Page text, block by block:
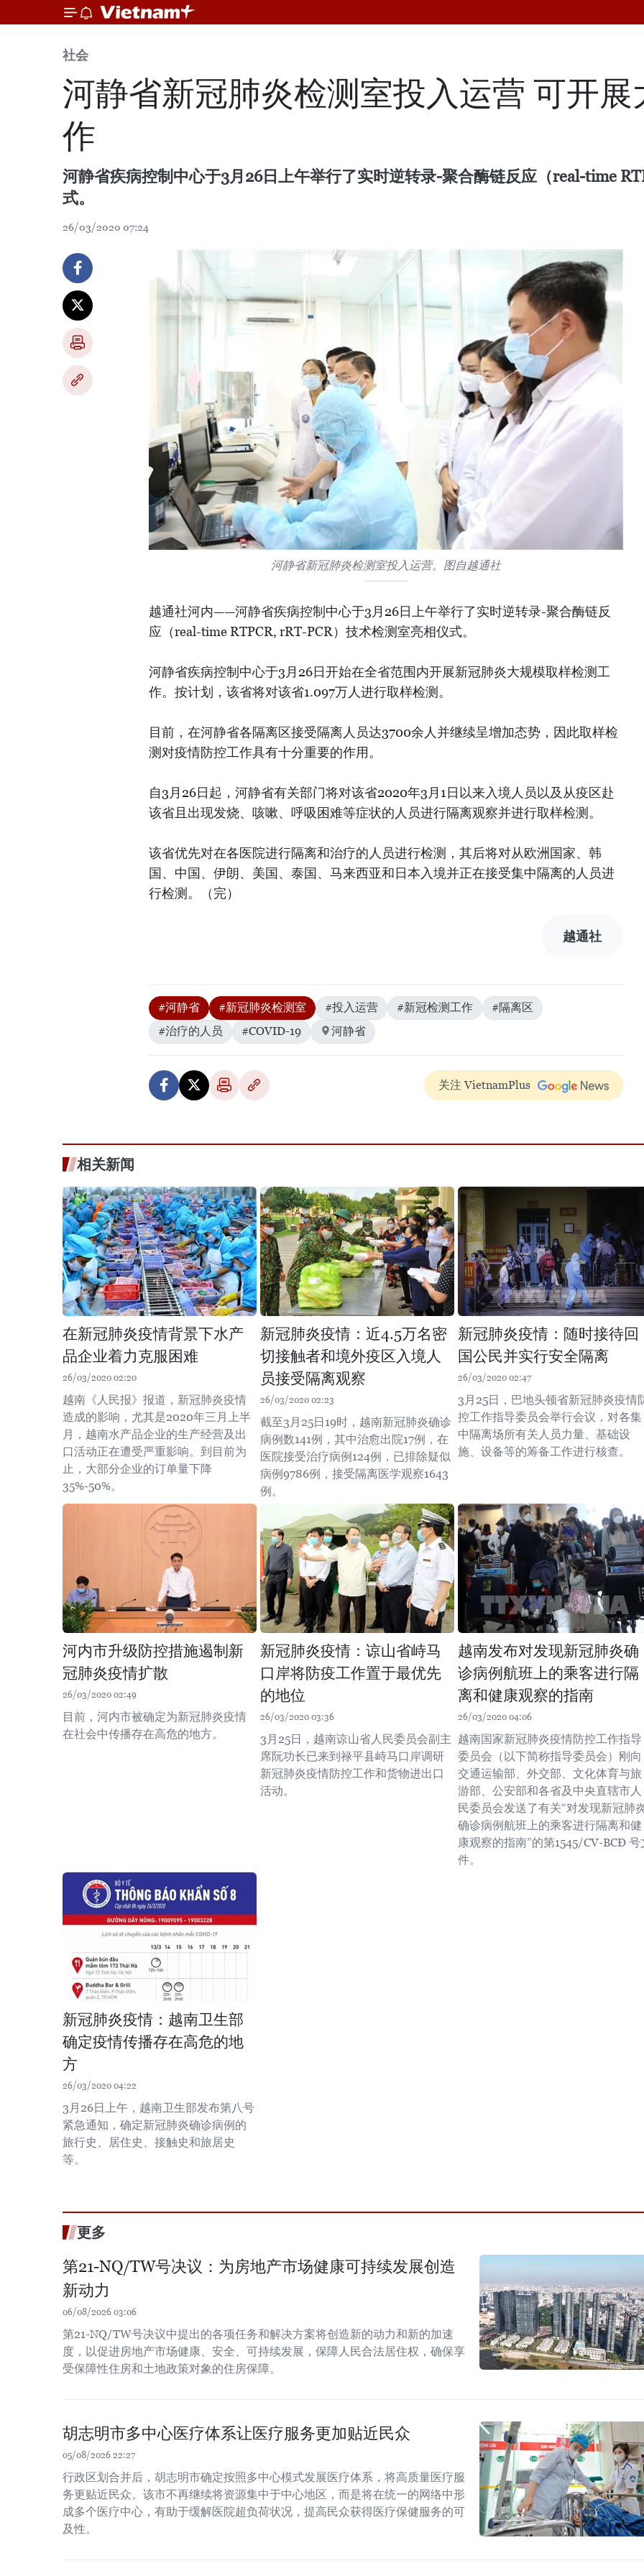
社会
河静省新冠肺炎检测室投入运营 可开
作
河静省疾病控制中心于3月26日上午举行了实时逆转录-聚合酶链反应（real-time
式。
26/03/2020 07:24
河静省新冠肺炎检测室投入运营。图自越通社
越通社河内——河静省疾病控制中心于3月26日上午举行了实时逆转录-聚合酶链反
应（real-time RTPCR, rRT-PCR）技术检测室亮相仪式。
河静省疾病控制中心于3月26日开始在全省范围内开展新冠肺炎大规模取样检测工
作。按计划，该省将对该省1.097万人进行取样检测。
目前，在河静省各隔离区接受隔离人员达3700余人并继续呈增加态势，因此取样检
测对疫情防控工作具有十分重要的作用。
自3月26日起，河静省有关部门将对该省2020年3月1日以来入境人员以及从疫区赴
该省且出现发烧、咳嗽、呼吸困难等症状的人员进行隔离观察并进行取样检测。
该省优先对在各医院进行隔离和治疗的人员进行检测，其后将对从欧洲国家、韩
国、中国、伊朗、美国、泰国、马来西亚和日本入境并正在接受集中隔离的人员进
行检测。（完）
越通社
#河静省 #新冠肺炎检测室 #投入运营 #新冠检测工作
#隔离区
#治疗的人员
#COVID-19 河静省
关注 VietnamPlus
相关新闻
在新冠肺炎疫情背景下水产
品企业着力克服困难
26/03/2020 02:20
越南《人民报》报道，新冠肺炎疫情
造成的影响，尤其是2020年三月上半
月，越南水产品企业的生产经营及出
口活动正在遭受严重影响。到目前为
止，大部分企业的订单量下降
35%-50%。
新冠肺炎疫情：近4.5万名密
切接触者和境外疫区入境人
员接受隔离观察
26/03/2020 02:23
截至3月25日19时，越南新冠肺炎确诊
病例数141例，其中治愈出院17例，在
医院接受治疗病例124例，已排除疑似
病例9786例，接受隔离医学观察1643
例。
新冠肺炎疫情：随时接待回
国公民并实行安全隔离
26/03/2020 02:47
3月25日，巴地头顿省新冠肺炎疫情
控工作指导委员会举行会议，对各集
中隔离场所有关人员力量、基础设
施、设备等的筹备工作进行核查。
河内市升级防控措施遏制新
冠肺炎疫情扩散
26/03/2020 02:49
目前，河内市被确定为新冠肺炎疫情
在社会中传播存在高危的地方。
新冠肺炎疫情：谅山省峙马
口岸将防疫工作置于最优先
的地位
26/03/2020 03:36
3月25日，越南谅山省人民委员会副主
席阮功长已来到禄平县峙马口岸调研
新冠肺炎疫情防控工作和货物进出口
活动。
越南发布对发现新冠肺炎确
诊病例航班上的乘客进行隔
离和健康观察的指南
26/03/2020 04:06
越南国家新冠肺炎疫情防控工作指导
委员会（以下简称指导委员会）刚向
交通运输部、外交部、文化体育与旅
游部、公安部和各省及中央直辖市人
民委员会发送了有关“对发现新冠肺
确诊病例航班上的乘客进行隔离和健
康观察的指南”的第1545/CV-BCĐ 号
件。
新冠肺炎疫情：越南卫生部
确定疫情传播存在高危的地
方
26/03/2020 04:22
3月26日上午，越南卫生部发布第八号
紧急通知，确定新冠肺炎确诊病例的
旅行史、居住史、接触史和旅居史
等。
更多
第21-NQ/TW号决议：为房地产市场健康可持续发展创造
新动力
06/08/2026 03:06
第21-NQ/TW号决议中提出的各项任务和解决方案将创造新的动力和新的加速
度，以促进房地产市场健康、安全、可持续发展，保障人民合法居住权，确保享
受保障性住房和土地政策对象的住房保障。
胡志明市多中心医疗体系让医疗服务更加贴近民众
05/08/2026 22:27
行政区划合并后，胡志明市确定按照多中心模式发展医疗体系，将高质量医疗服
务更贴近民众。该市不再继续将资源集中于中心地区，而是将在统一的网络中形
成多个医疗中心，有助于缓解医院超负荷状况，提高民众获得医疗保健服务的可
及性。